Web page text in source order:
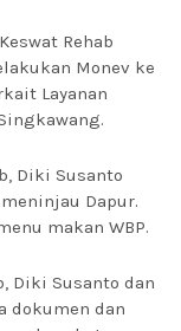
Rehab
Monev ke
Layanan
Diki Susanto
Dapur.
makan WBP.
Diki Susanto dan
dokumen dan